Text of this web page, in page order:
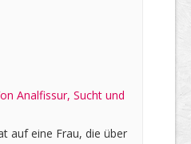
Analfissur, Sucht und
auf eine Frau, die über